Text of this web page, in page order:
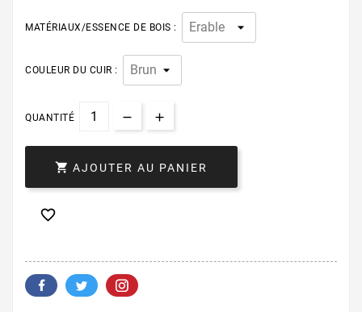
MATÉRIAUX/ESSENCE DE BOIS :
COULEUR DU CUIR :
QUANTITÉ
 AJOUTER AU PANIER
